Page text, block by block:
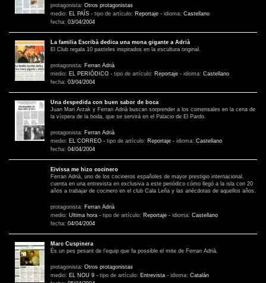
protagonista: Otros protagonistas
medio: EL PAÍS - tipo de artículo: Reportaje - idioma: Castellano
fecha: 03/04/2004
La familia Escribà dedica una mona gigante a Adrià
El Club regala 10 pasteles inspirados en la escultura original.
protagonista: Ferran Adrià
medio: EL PERIÓDICO - tipo de artículo: Reportaje - idioma: Castellano
fecha: 03/04/2004
Una despedida con buen sabor de boca
Juan Mari Arzak y Ferran Adrià buscan sorprender a los comensales en la cena de
la víspera de la boda, que se servirá en el Palacio de El Pardo.
protagonista: Ferran Adrià
medio: EL CORREO - tipo de artículo: Reportaje - idioma: Castellano
fecha: 04/04/2004
Eivissa me hizo cocinero
Ferran Adrià, uno de los cocineros españoles de mayor prestigio internacional,
cuenta en una entrevista en exclusiva a este periódico cómo llegó a la isla con 20
años a trabajar de cocinero en el club Cala Leña y las anécdotas de aquellos años.
protagonista: Ferran Adrià
medio: Ultima hora - tipo de artículo: Reportaje - idioma: Castellano
fecha: 04/04/2004
Marc Cuspinera
És un pes pesant de l’equip que fa possible el mite de Ferran Adrià.
protagonista: Otros protagonistas
medio: EL NOU 9 - tipo de artículo: Entrevista - idioma: Catalán